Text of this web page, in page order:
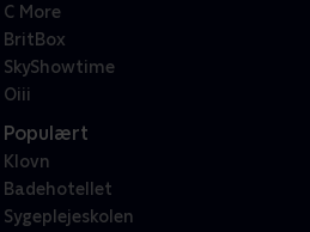
C More
BritBox
SkyShowtime
Oiii
Populært
Klovn
Badehotellet
Sygeplejeskolen